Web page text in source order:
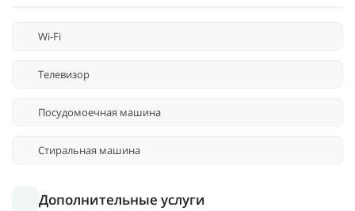
Wi-Fi
Телевизор
Посудомоечная машина
Стиральная машина
Дополнительные услуги